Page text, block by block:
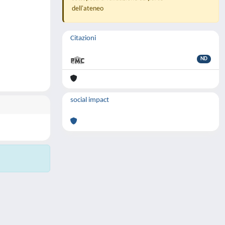
dell'ateneo
Citazioni
ND
social impact